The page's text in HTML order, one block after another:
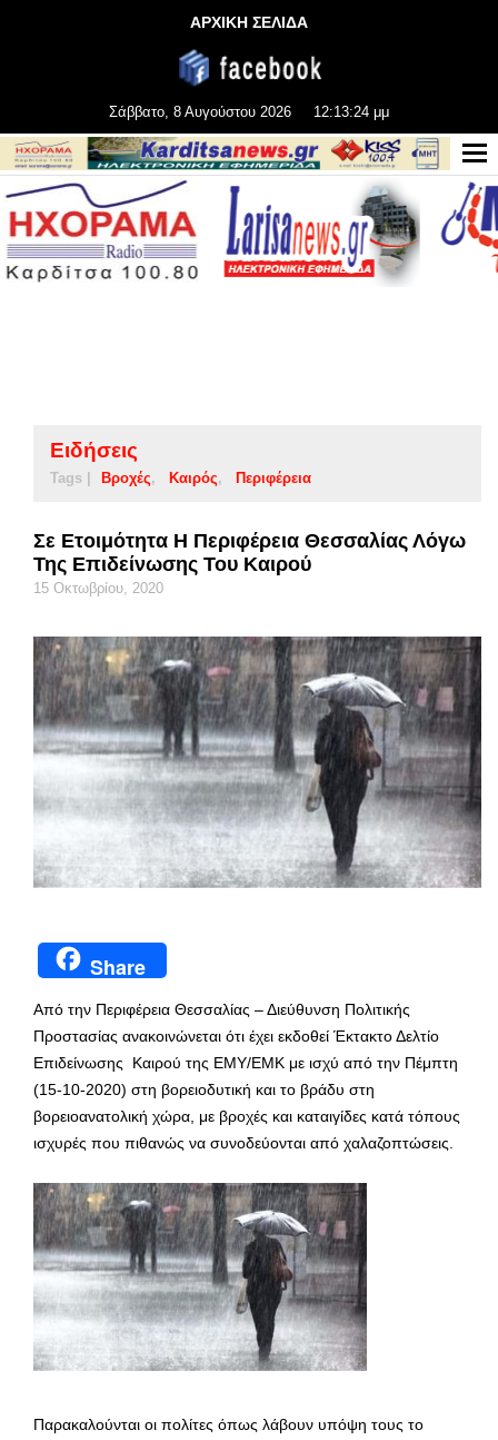
ΑΡΧΙΚΗ ΣΕΛΙΔΑ
Σάββατο, 8 Αυγούστου 2026 12:13:25 μμ
Ειδήσεις
Tags | Βροχές Καιρός Περιφέρεια
Σε Ετοιμότητα Η Περιφέρεια Θεσσαλίας Λόγω
Της Επιδείνωσης Του Καιρού
15 Οκτωβρίου, 2020
Share
Από την Περιφέρεια Θεσσαλίας – Διεύθυνση Πολιτικής
Προστασίας ανακοινώνεται ότι έχει εκδοθεί Έκτακτο Δελτίο
Επιδείνωσης Καιρού της ΕΜΥ/ΕΜΚ με ισχύ από την Πέμπτη
(15-10-2020) στη βορειοδυτική και το βράδυ στη
βορειοανατολική χώρα, με βροχές και καταιγίδες κατά τόπους
ισχυρές που πιθανώς να συνοδεύονται από χαλαζοπτώσεις.
Παρακαλούνται οι πολίτες όπως λάβουν υπόψη τους το